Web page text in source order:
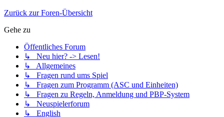
Zurück zur Foren-Übersicht
Gehe zu
Öffentliches Forum
↳ Neu hier? -> Lesen!
↳ Allgemeines
↳ Fragen rund ums Spiel
↳ Fragen zum Programm (ASC und Einheiten)
↳ Fragen zu Regeln, Anmeldung und PBP-System
↳ Neuspielerforum
↳ English